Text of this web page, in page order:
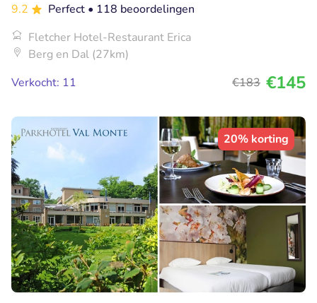
9.2 Perfect • 118 beoordelingen
Fletcher Hotel-Restaurant Erica
Berg en Dal (27km)
Verkocht: 11
€183 €145
20% korting